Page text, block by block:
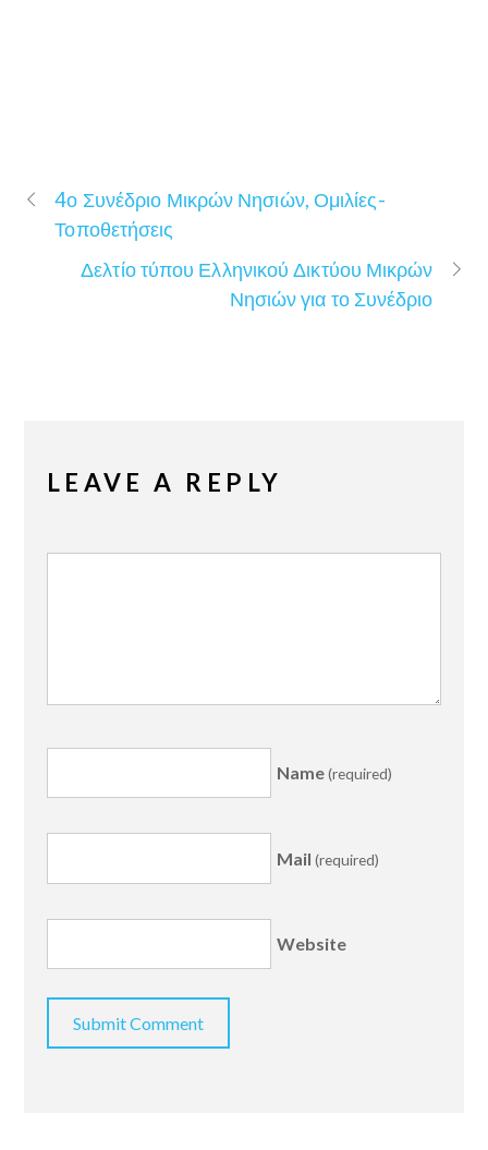
4ο Συνέδριο Μικρών Νησιών, Ομιλίες-
Τοποθετήσεις
Δελτίο τύπου Ελληνικού Δικτύου Μικρών
Νησιών για το Συνέδριο
LEAVE A REPLY
Name(required)
Mail (required)
Website